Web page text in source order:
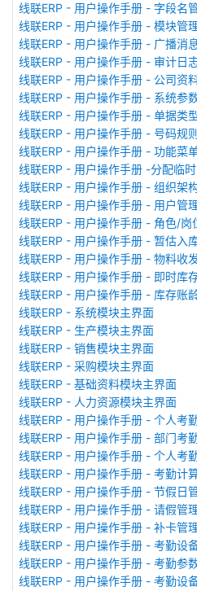
线联ERP - 用户操作手册 - 字段名
线联ERP - 用户操作手册 - 模块管
线联ERP - 用户操作手册 - 广播消
线联ERP - 用户操作手册 - 审计日
线联ERP - 用户操作手册 - 公司资
线联ERP - 用户操作手册 - 系统参
线联ERP - 用户操作手册 - 单据类
线联ERP - 用户操作手册 - 号码规
线联ERP - 用户操作手册 - 功能菜
线联ERP - 用户操作手册 -分配临
线联ERP - 用户操作手册 - 组织架
线联ERP - 用户操作手册 - 用户管
线联ERP - 用户操作手册 - 角色/岗
线联ERP - 用户操作手册 - 暂估入
线联ERP - 用户操作手册 - 物料收
线联ERP - 用户操作手册 - 即时库
线联ERP - 用户操作手册 - 库存账
线联ERP - 系统模块主界面
线联ERP - 生产模块主界面
线联ERP - 销售模块主界面
线联ERP - 采购模块主界面
线联ERP - 基础资料模块主界面
线联ERP - 人力资源模块主界面
线联ERP - 用户操作手册 - 个人考
线联ERP - 用户操作手册 - 部门考
线联ERP - 用户操作手册 - 个人考
线联ERP - 用户操作手册 - 考勤计
线联ERP - 用户操作手册 - 节假日
线联ERP - 用户操作手册 - 请假管
线联ERP - 用户操作手册 - 补卡管
线联ERP - 用户操作手册 - 考勤设
线联ERP - 用户操作手册 - 考勤参
线联ERP - 用户操作手册 - 考勤设